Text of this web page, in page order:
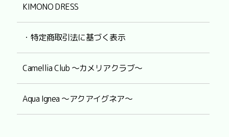
KIMONO DRESS
・特定商取引法に基づく表示
Camellia Club ～カメリアクラブ～
Aqua Ignea ～アクアイグネア～